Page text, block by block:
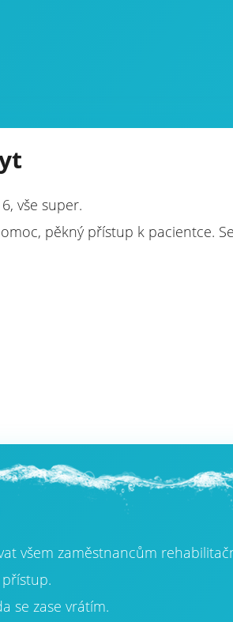
vše super.
pěkný přístup k pacientce.
všem zaměstnancům
se zase vrátím.